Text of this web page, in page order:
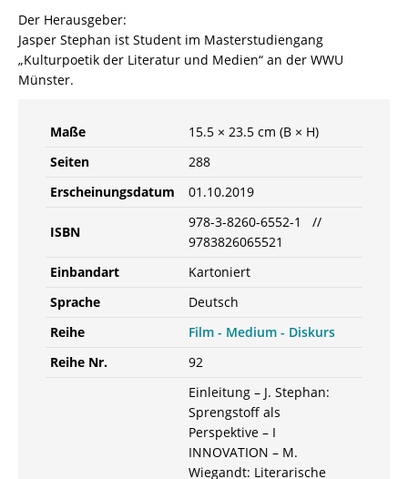
Der Herausgeber:
Jasper Stephan ist Student im Masterstudiengang
„Kulturpoetik der Literatur und Medien“ an der WWU
Münster.
Maße
15.5 × 23.5 cm (B × H)
Seiten
288
Erscheinungsdatum
01.10.2019
ISBN
978-3-8260-6552-1 //
9783826065521
Einbandart
Kartoniert
Sprache
Deutsch
Reihe
Film - Medium - Diskurs
Reihe Nr.
92
Einleitung – J. Stephan:
Sprengstoff als
Perspektive – I
INNOVATION – M.
Wiegandt: Literarische